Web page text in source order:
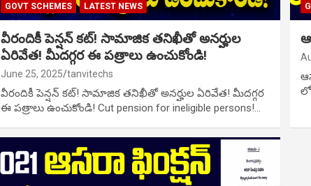
GOVT SCHEMES LATEST NEWS
వీరందికీ పెన్షన్ కట్! సామాజిక తనిఖీతో అనర్హుల
ఏరివేత! మీదగ్గర ఈ పత్రాలు ఉంచుకోండి!
June 25, 2025 tanvitechs
వీరందికీ పెన్షన్ కట్! సామాజిక తనిఖీతో అనర్హుల ఏరివేత! మీదగ్గర
ఈ పత్రాలు ఉంచుకోండి! Cut pension for ineligible persons!…